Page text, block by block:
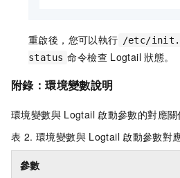
重啟後，您可以執行 /etc/
status 命令檢查 Logtail 狀態。
附錄：環境變數說明
環境變數與 Logtail 啟動參數的對應關
表 2. 環境變數與 Logtail 啟動參數對
參數